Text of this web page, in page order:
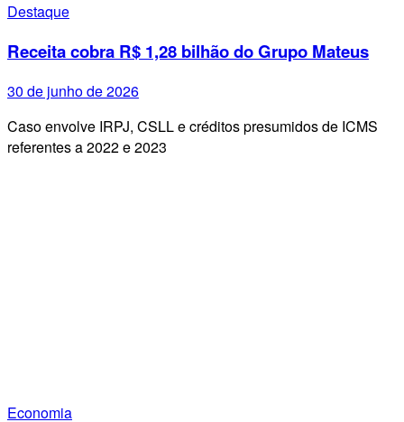
Destaque
Receita cobra R$ 1,28 bilhão do Grupo Mateus
30 de junho de 2026
Caso envolve IRPJ, CSLL e créditos presumidos de ICMS
referentes a 2022 e 2023
Economia